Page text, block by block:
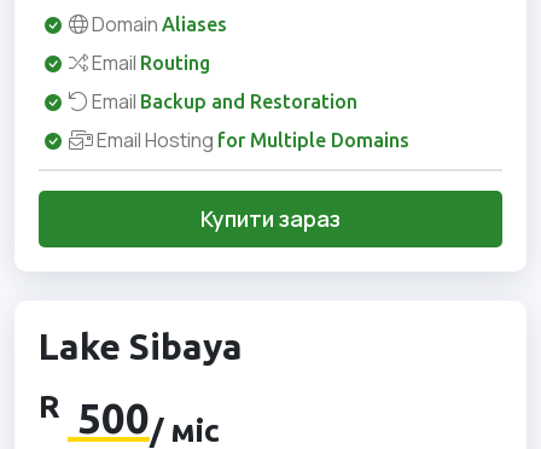
Domain Aliases
Email Routing
Email Backup and Restoration
Email Hosting for Multiple Domains
Купити зараз
Lake Sibaya
R 500/ міс